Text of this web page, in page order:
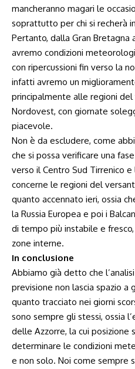
mancheranno magari le
soprattutto per chi si recherà
Pertanto, dalla Gran Bretagna
avremo condizioni
con ripercussioni fin verso la
infatti avremo un
principalmente alle regioni
Nordovest, con giornate
piacevole.
Non è da escludere, come
che si possa verificare una
verso il Centro Sud Tirrenico e
concerne le regioni del
quanto accennato ieri, ossia
la Russia Europea e poi i
di tempo più instabile e
zone interne.
In conclusione
Abbiamo già detto che
previsione non lascia spazio a
quanto tracciato nei giorni
sono sempre gli stessi, ossia
delle Azzorre, la cui posizione
determinare le condizioni
e non solo. Noi come sempre